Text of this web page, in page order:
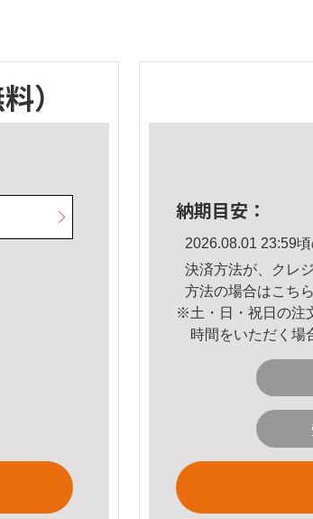
）
納期目安：
2026.08.01 23:59
決済方法が、クレ
方法の場合はこちら
※土・日・祝日の注
時間をいただく場